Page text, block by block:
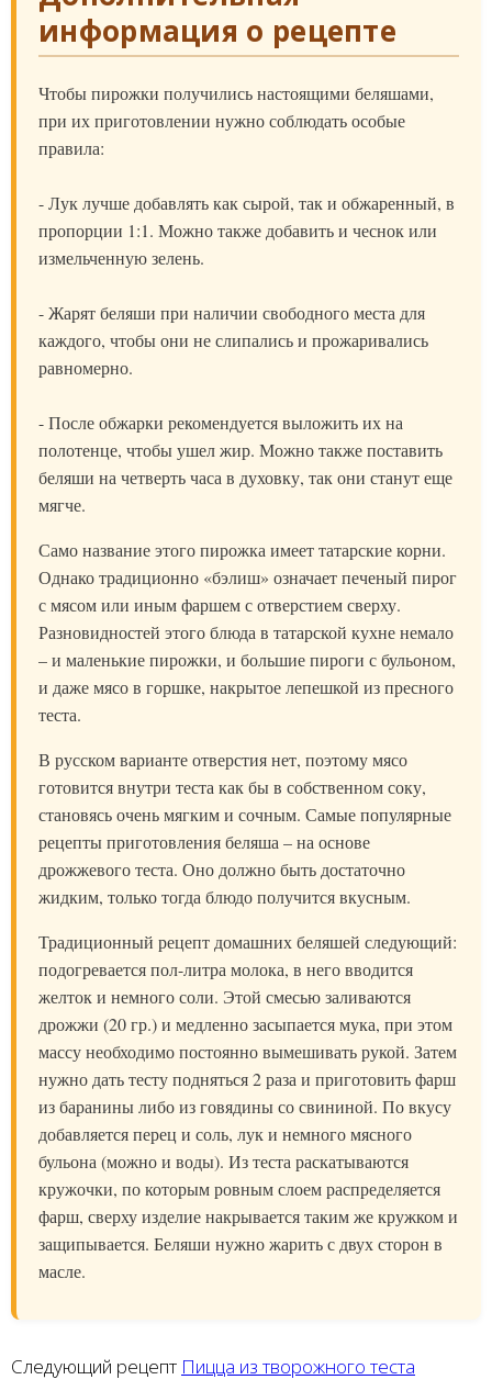
информация о рецепте
Чтобы пирожки получились настоящими беляшами,
при их приготовлении нужно соблюдать особые
правила:
- Лук лучше добавлять как сырой, так и обжаренный, в
пропорции 1:1. Можно также добавить и чеснок или
измельченную зелень.
- Жарят беляши при наличии свободного места для
каждого, чтобы они не слипались и прожаривались
равномерно.
- После обжарки рекомендуется выложить их на
полотенце, чтобы ушел жир. Можно также поставить
беляши на четверть часа в духовку, так они станут еще
мягче.
Само название этого пирожка имеет татарские корни.
Однако традиционно «бэлиш» означает печеный пирог
с мясом или иным фаршем с отверстием сверху.
Разновидностей этого блюда в татарской кухне немало
– и маленькие пирожки, и большие пироги с бульоном,
и даже мясо в горшке, накрытое лепешкой из пресного
теста.
В русском варианте отверстия нет, поэтому мясо
готовится внутри теста как бы в собственном соку,
становясь очень мягким и сочным. Самые популярные
рецепты приготовления беляша – на основе
дрожжевого теста. Оно должно быть достаточно
жидким, только тогда блюдо получится вкусным.
Традиционный рецепт домашних беляшей следующий:
подогревается пол-литра молока, в него вводится
желток и немного соли. Этой смесью заливаются
дрожжи (20 гр.) и медленно засыпается мука, при этом
массу необходимо постоянно вымешивать рукой. Затем
нужно дать тесту подняться 2 раза и приготовить фарш
из баранины либо из говядины со свининой. По вкусу
добавляется перец и соль, лук и немного мясного
бульона (можно и воды). Из теста раскатываются
кружочки, по которым ровным слоем распределяется
фарш, сверху изделие накрывается таким же кружком и
защипывается. Беляши нужно жарить с двух сторон в
масле.
Следующий рецепт Пицца из творожного теста